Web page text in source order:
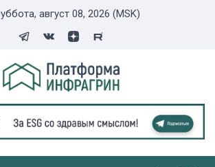
август 08, 2026 (MSK)